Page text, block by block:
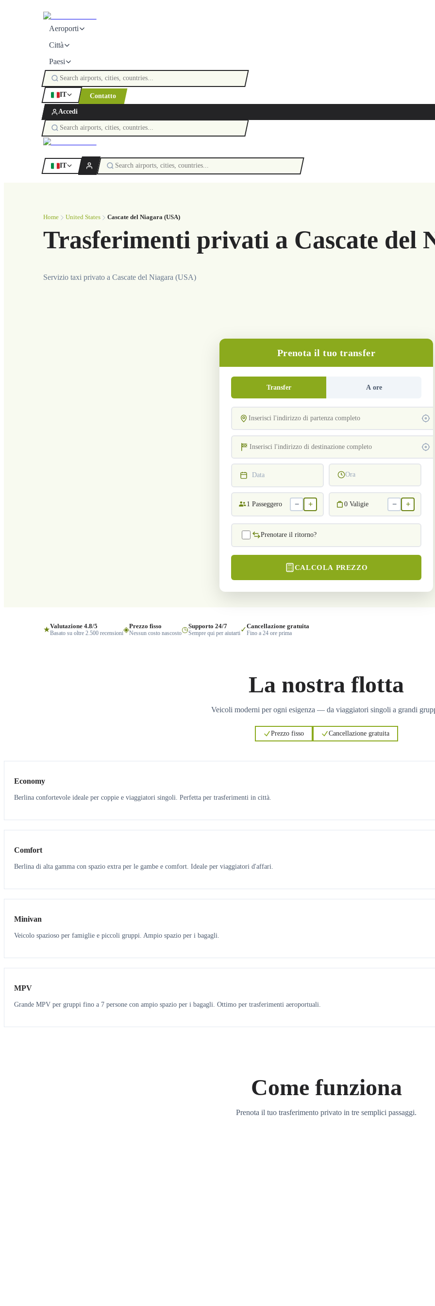
Aeroporti
Città
Paesi
IT Contatto
Accedi
IT
Home United States Cascate del Niagara (USA)
Trasferimenti privati a Cascate del
Servizio taxi privato a Cascate del Niagara (USA)
Prenota il tuo transfer
Transfer A ore
Data Ora
1 Passeggero − + 0 Valigie − +
Prenotare il ritorno?
CALCOLA PREZZO
★Valutazione 4.8/5
Basato su oltre 2.500 recensioni◈Prezzo fisso
Nessun costo nascosto◷Supporto 24/7
Sempre qui per aiutarti✓Cancellazione gratuita
Fino a 24 ore prima
La nostra flotta
Veicoli moderni per ogni esigenza — da viaggiatori singoli a grandi
Prezzo fisso Cancellazione gratuita
Economy
Berlina confortevole ideale per coppie e viaggiatori singoli. Perfetta per trasferimenti in città.
3 3
Comfort
Berlina di alta gamma con spazio extra per le gambe e comfort. Ideale per viaggiatori d'affari.
6 5
Minivan
Veicolo spazioso per famiglie e piccoli gruppi. Ampio spazio per i bagagli.
7 7
MPV
Grande MPV per gruppi fino a 7 persone con ampio spazio per i bagagli. Ottimo per trasferimenti aeroportuali.
Come funziona
Prenota il tuo trasferimento privato in tre semplici passaggi.